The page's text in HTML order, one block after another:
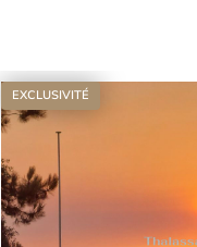
EXCLUSIVITÉ